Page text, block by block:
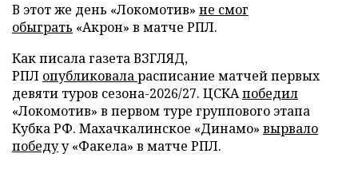
В этот же день «Локомотив» не смог
обыграть «Акрон» в матче РПЛ.
Как писала газета ВЗГЛЯД,
РПЛ опубликоваларасписание матчей первых
девяти туров сезона-2026/27. ЦСКАпобедил
«Локомотив» в первом туре группового этапа
Кубка РФ. Махачкалинское «Динамо» вырвало
победуу «Факела» в матче РПЛ.